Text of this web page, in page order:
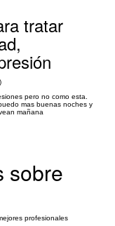
tratar
pero no como esta.
mas buenas noches y
mañana
sobre
profesionales